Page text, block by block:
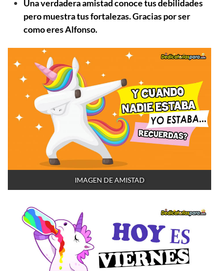
Una verdadera amistad conoce tus debilidades
pero muestra tus fortalezas. Gracias por ser
como eres Alfonso.
IMAGEN DE AMISTAD